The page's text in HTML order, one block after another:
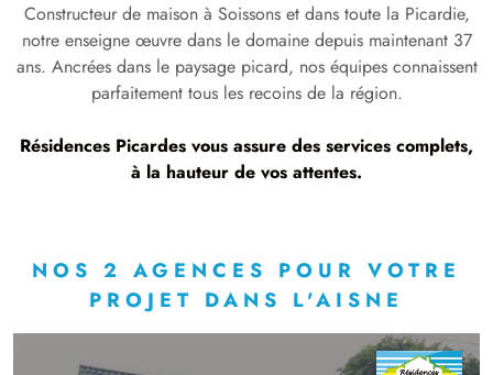
Constructeur de maison à Soissons et dans toute la Picardie,
notre enseigne œuvre dans le domaine depuis maintenant 37
ans. Ancrées dans le paysage picard, nos équipes connaissent
parfaitement tous les recoins de la région.
Résidences Picardes vous assure des services complets,
à la hauteur de vos attentes.
NOS 2 AGENCES POUR VOTRE
PROJET DANS L'AISNE